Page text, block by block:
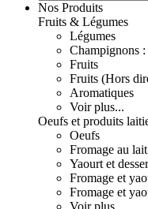
Nos Produits
Fruits & Légumes
Légumes
Champignons :
Fruits
Fruits (Hors
Aromatiques
Voir plus...
Oeufs et produits
Oeufs
Fromage au
Yaourt et
Fromage et
Fromage et
Voir plus...